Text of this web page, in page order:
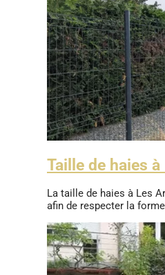
Taille de haies
La taille de haies à Les
afin de respecter la